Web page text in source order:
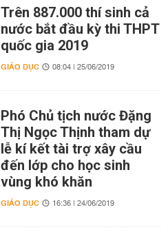
Trên 887.000 thí sinh cả
nước bắt đầu kỳ thi THPT
quốc gia 2019
GIÁO DỤC 08:04 | 25/06/2019
Phó Chủ tịch nước Đặng
Thị Ngọc Thịnh tham dự
lễ kí kết tài trợ xây cầu
đến lớp cho học sinh
vùng khó khăn
GIÁO DỤC 16:36 | 24/06/2019